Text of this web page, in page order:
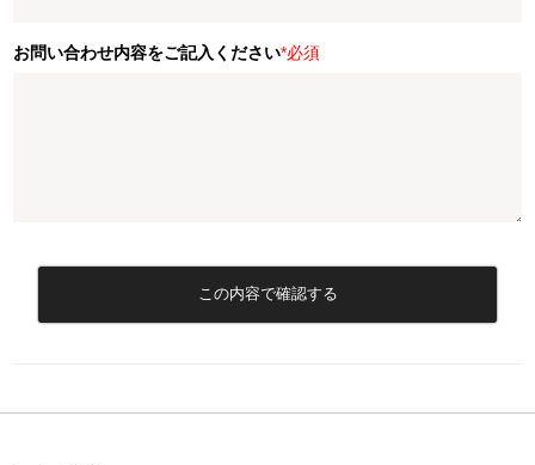
お問い合わせ内容をご記入ください*必須